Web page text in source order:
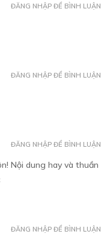
ĐĂNG NHẬP ĐỂ BÌNH LUẬN
ĐĂNG NHẬP ĐỂ BÌNH LUẬN
Nội dung hay và thuần
ĐĂNG NHẬP ĐỂ BÌNH LUẬN
ĐĂNG NHẬP ĐỂ BÌNH LUẬN